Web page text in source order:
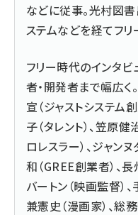
などに従事。光村図書
ステムなどを経てフリ
フリー時代のインタビ
者・開発者まで幅広く
宣（ジャストシステム
子（タレント）、笠原
ロレスラー）、ジャン
和（GREE創業者）、長
バートン（映画監督）
兼憲史（漫画家）、総